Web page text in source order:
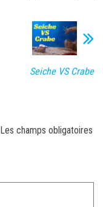
Seiche VS Crabe
Les champs obligatoires